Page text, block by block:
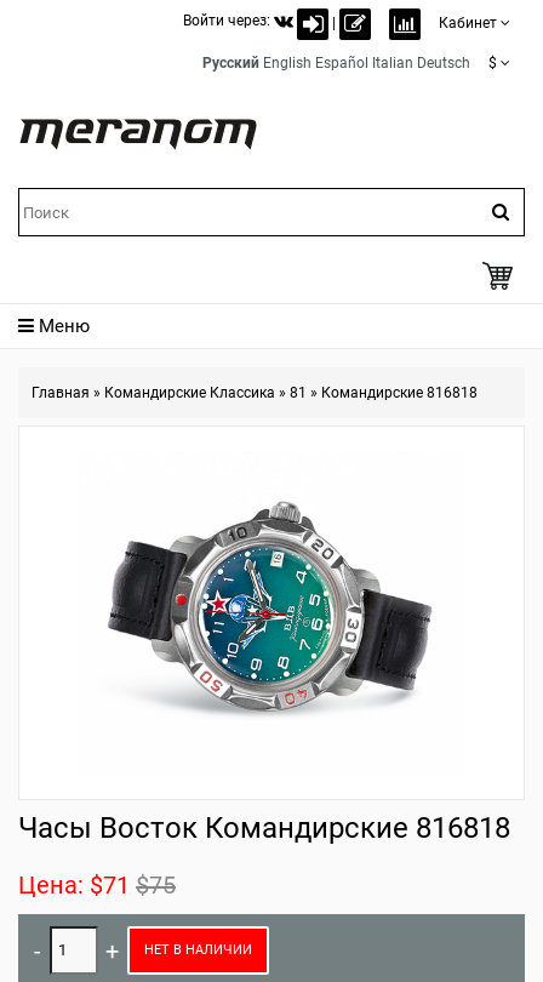
Войти через: Кабинет
Русский English Español Italian Deutsch $
Меню
Главная » Командирские Классика » 81 » Командирские 816818
Часы Восток Командирские 816818
Цена: $71 $75
НЕТ В НАЛИЧИИ